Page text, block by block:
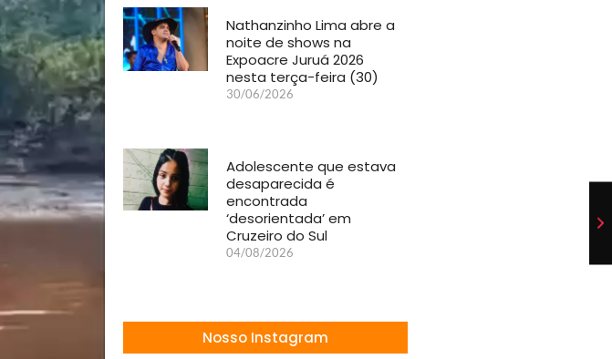
Nathanzinho Lima abre a
noite de shows na
Expoacre Juruá 2026
nesta terça-feira (30)
30/06/2026
Adolescente que estava
desaparecida é
encontrada
‘desorientada’ em
Cruzeiro do Sul
04/08/2026
Nosso Instagram